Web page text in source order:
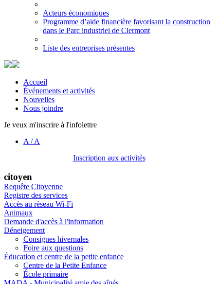
Acteurs économiques
Programme d’aide financière favorisant la construction
dans le Parc industriel de Clermont
Liste des entreprises présentes
Accueil
Événements et activités
Nouvelles
Nous joindre
Je veux m'inscrire à l'infolettre
A /A
Inscription aux activités
citoyen
Requête Citoyenne
Registre des services
Accès au réseau Wi-Fi
Animaux
Demande d'accès à l'information
Déneigement
Consignes hivernales
Foire aux questions
Éducation et centre de la petite enfance
Centre de la Petite Enfance
École primaire